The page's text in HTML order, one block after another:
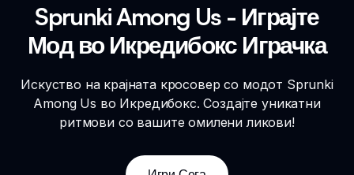
Sprunki Among Us - Играјте
Мод во Икредибокс Играчка
Искуство на крајната кросовер со модот Sprunki
Among Us во Икредибокс. Создајте уникатни
ритмови со вашите омилени ликови!